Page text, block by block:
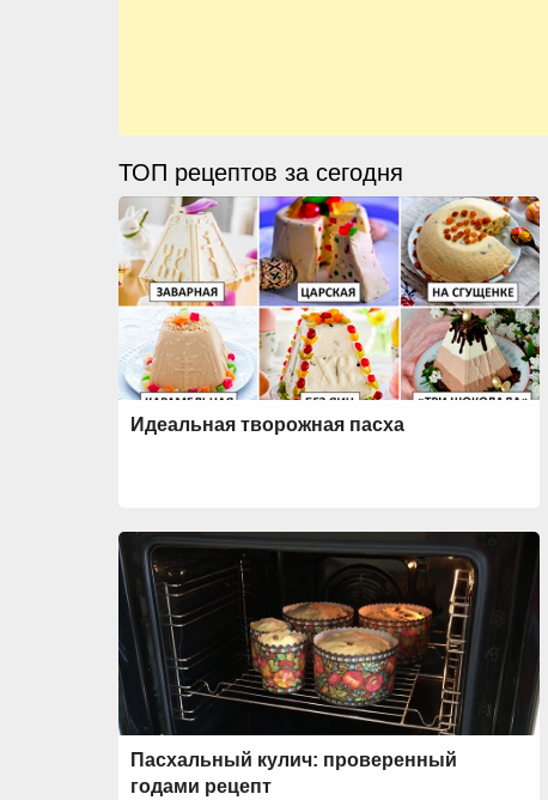
ТОП рецептов за сегодня
Идеальная творожная пасха
Пасхальный кулич: проверенный
годами рецепт